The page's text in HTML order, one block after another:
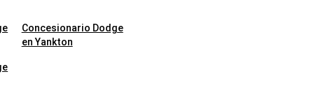
Concesionario Dodge
en Yankton